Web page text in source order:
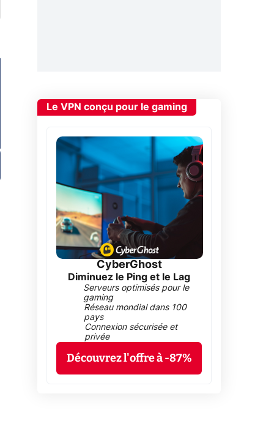
Le VPN conçu pour le gaming
CyberGhost
Diminuez le Ping et le Lag
Serveurs optimisés pour le
gaming
Réseau mondial dans 100
pays
Connexion sécurisée et
privée
Découvrez l'offre à -87%